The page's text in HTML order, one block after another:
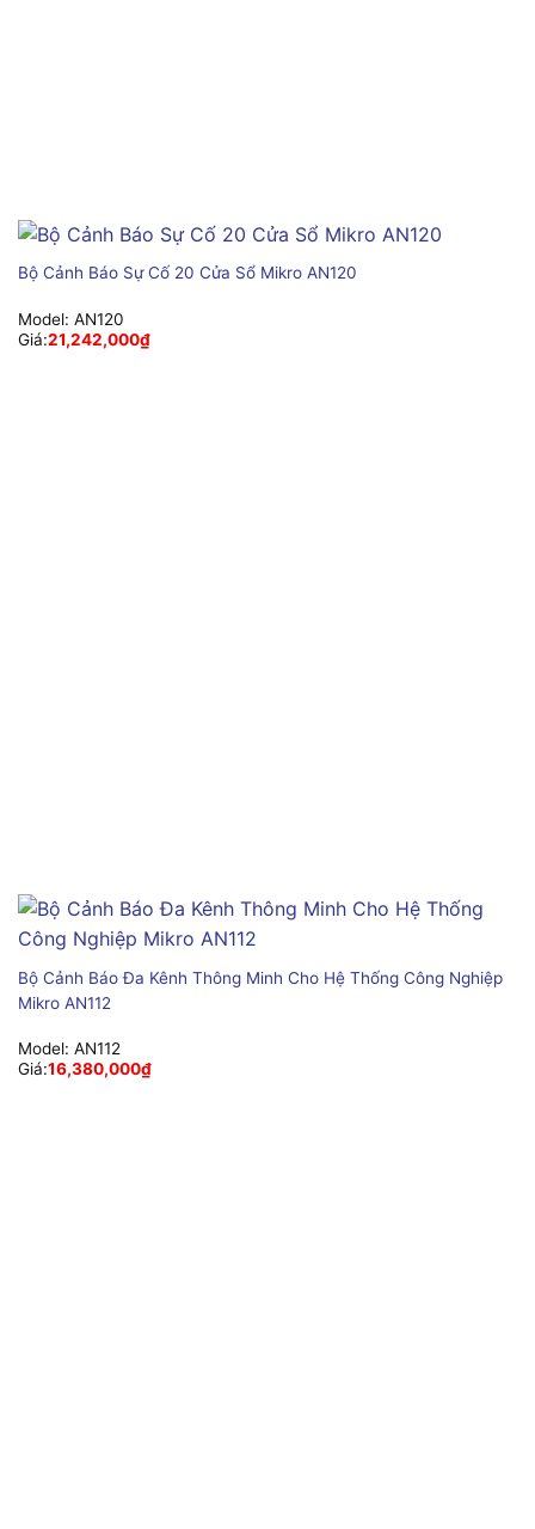
Bộ Cảnh Báo Sự Cố 20 Cửa Sổ Mikro AN120
Model: AN120
Giá:21,242,000₫
Bộ Cảnh Báo Đa Kênh Thông Minh Cho Hệ Thống Công Nghiệp
Mikro AN112
Model: AN112
Giá:16,380,000₫